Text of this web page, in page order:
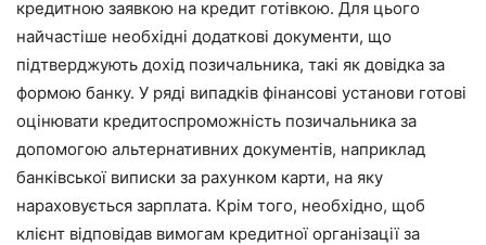
кредитною заявкою на кредит готівкою. Для цього
найчастіше необхідні додаткові документи, що
підтверджують дохід позичальника, такі як довідка за
формою банку. У ряді випадків фінансові установи готові
оцінювати кредитоспроможність позичальника за
допомогою альтернативних документів, наприклад
банківської виписки за рахунком карти, на яку
нараховується зарплата. Крім того, необхідно, щоб
клієнт відповідав вимогам кредитної організації за